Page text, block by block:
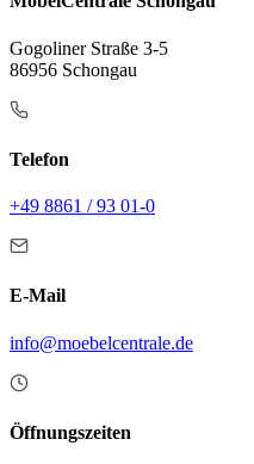
Gogoliner Straße 3-5
86956 Schongau
Telefon
+49 8861 / 93 01-0
E-Mail
info@moebelcentrale.de
Öffnungszeiten